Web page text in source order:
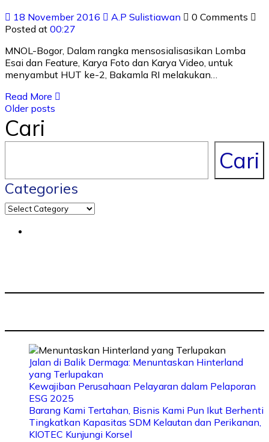
18 November 2016 A.P Sulistiawan
0 Comments
Posted at 00:27
MNOL-Bogor, Dalam rangka mensosialisasikan Lomba
Esai dan Feature, Karya Foto dan Karya Video, untuk
menyambut HUT ke-2, Bakamla RI melakukan…
Read More
Older posts
Cari
Cari
Categories
Jalan di Balik Dermaga: Menuntaskan Hinterland
yang Terlupakan
Kewajiban Perusahaan Pelayaran dalam Pelaporan
ESG 2025
Barang Kami Tertahan, Bisnis Kami Pun Ikut Berhenti
Tingkatkan Kapasitas SDM Kelautan dan Perikanan,
KIOTEC Kunjungi Korsel